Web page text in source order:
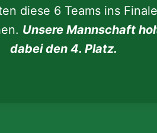
diese 6 Teams ins Finale
Unsere Mannschaft
dabei den 4. Platz.